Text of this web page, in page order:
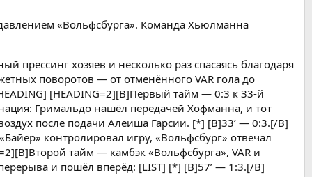
«Вольфсбурга». Команда Хьюлманна
хозяев и несколько раз спасаясь благодаря
поворотов — от отменённого VAR гола до
[HEADING=2][B]Первый тайм — 0:3 к 33-й
Гримальдо нашёл передачей Хофманна, и тот
после подачи Алеиша Гарсии. [*] [B]33’ — 0:3.[/B]
контролировал игру, «Вольфсбург» отвечал
тайм — камбэк «Вольфсбурга», VAR и
и пошёл вперёд: [LIST] [*] [B]57’ — 1:3.[/B]